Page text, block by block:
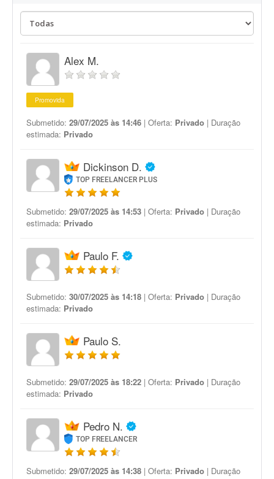
Alex M.
Promovida
Submetido: 29/07/2025 às 14:46 | Oferta: Privado | Duração
estimada: Privado
Dickinson D.
TOP FREELANCER PLUS
Submetido: 29/07/2025 às 14:53 | Oferta: Privado | Duração
estimada: Privado
Paulo F.
Submetido: 30/07/2025 às 14:18 | Oferta: Privado | Duração
estimada: Privado
Paulo S.
Submetido: 29/07/2025 às 18:22 | Oferta: Privado | Duração
estimada: Privado
Pedro N.
TOP FREELANCER
Submetido: 29/07/2025 às 14:38 | Oferta: Privado | Duração